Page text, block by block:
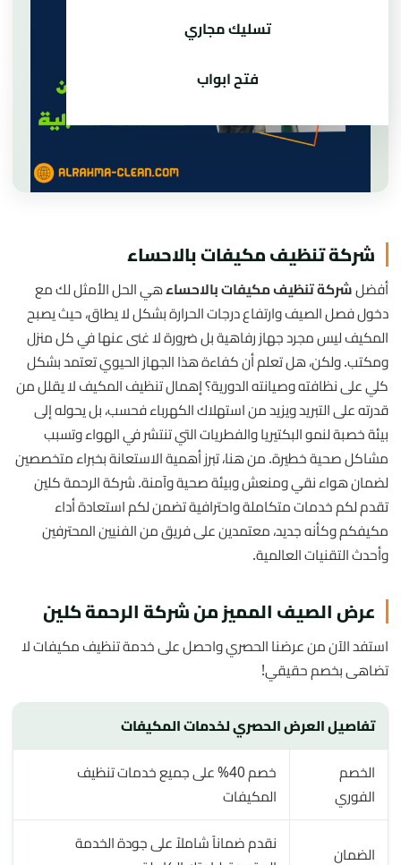
تسليك مجاري
فتح ابواب
شركة تنظيف مكيفات بالاحساء
أفضلشركة تنظيف مكيفات بالاحساءهي الحل الأمثل لك مع
دخول فصل الصيف وارتفاع درجات الحرارة بشكل لا يطاق، حيث يصبح
المكيف ليس مجرد جهاز رفاهية بل ضرورة لا غنى عنها في كل منزل
ومكتب. ولكن، هل تعلم أن كفاءة هذا الجهاز الحيوي تعتمد بشكل
كلي على نظافته وصيانته الدورية؟ إهمال تنظيف المكيف لا يقلل من
قدرته على التبريد ويزيد من استهلاك الكهرباء فحسب، بل يحوله إلى
بيئة خصبة لنمو البكتيريا والفطريات التي تنتشر في الهواء وتسبب
مشاكل صحية خطيرة. من هنا، تبرز أهمية الاستعانة بخبراء متخصصين
لضمان هواء نقي ومنعش وبيئة صحية وآمنة. شركة الرحمة كلين
تقدم لكم خدمات متكاملة واحترافية تضمن لكم استعادة أداء
مكيفكم وكأنه جديد، معتمدين على فريق من الفنيين المحترفين
وأحدث التقنيات العالمية.
عرض الصيف المميز من شركة الرحمة كلين
استفد الآن من عرضنا الحصري واحصل على خدمة تنظيف مكيفات لا
تضاهى بخصم حقيقي!
تفاصيل العرض الحصري لخدمات المكيفات
الخصم
الفوري
خصم 40% على جميع خدمات تنظيف
المكيفات
الضمان
نقدم ضماناً شاملاً على جودة الخدمة